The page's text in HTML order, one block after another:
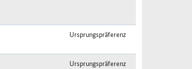
Ursprungspräferenz
Ursprungspräferenz